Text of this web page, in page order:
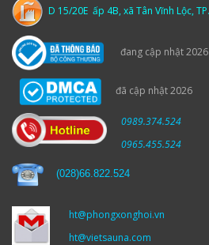
D 15/20E ấp 4B, xã Tân Vĩnh Lộc,
đang cập nhật 2026
đã cập nhật 2026
0989.374.524
0965.455.524
(028)66.822.524
ht@phongxonghoi.vn
ht@vietsauna.com